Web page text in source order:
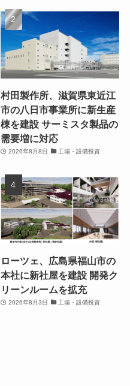
村田製作所、滋賀県東近江
市の八日市事業所に新生産
棟を建設 サーミスタ製品の
需要増に対応
2026年8月8日 工場・設備投資
ローツェ、広島県福山市の
本社に新社屋を建設 開発ク
リーンルームを拡充
2026年8月3日 工場・設備投資